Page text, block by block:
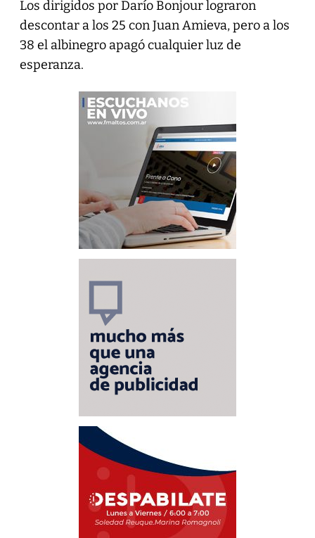
Los dirigidos por Darío Bonjour lograron
descontar a los 25 con Juan Amieva, pero a los
38 el albinegro apagó cualquier luz de
esperanza.